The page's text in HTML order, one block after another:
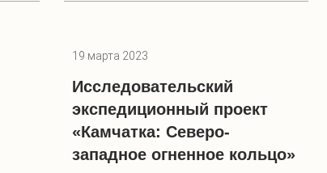
19 марта 2023
Исследовательский
экспедиционный проект
«Камчатка: Северо-
западное огненное кольцо»